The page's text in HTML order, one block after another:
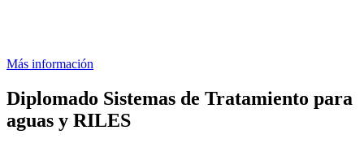
Más información
Diplomado Sistemas de Tratamiento para
aguas y RILES